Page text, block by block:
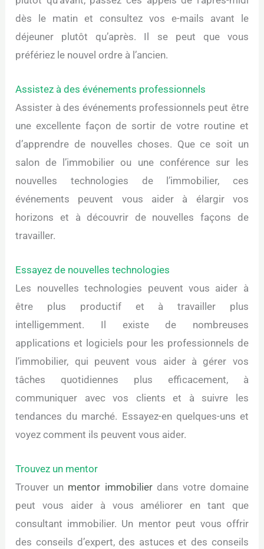
dès le matin et consultez vos e-mails avant le
déjeuner plutôt qu’après. Il se peut que vous
préfériez le nouvel ordre à l’ancien.
Assistez à des événements professionnels
Assister à des événements professionnels peut être
une excellente façon de sortir de votre routine et
d’apprendre de nouvelles choses. Que ce soit un
salon de l’immobilier ou une conférence sur les
nouvelles technologies de l’immobilier, ces
événements peuvent vous aider à élargir vos
horizons et à découvrir de nouvelles façons de
travailler.
Essayez de nouvelles technologies
Les nouvelles technologies peuvent vous aider à
être plus productif et à travailler plus
intelligemment. Il existe de nombreuses
applications et logiciels pour les professionnels de
l’immobilier, qui peuvent vous aider à gérer vos
tâches quotidiennes plus efficacement, à
communiquer avec vos clients et à suivre les
tendances du marché. Essayez-en quelques-uns et
voyez comment ils peuvent vous aider.
Trouvez un mentor
Trouver un mentor immobilierdans votre domaine
peut vous aider à vous améliorer en tant que
consultant immobilier. Un mentor peut vous offrir
des conseils d’expert, des astuces et des conseils